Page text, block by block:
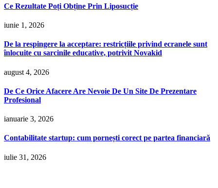
Ce Rezultate Poți Obține Prin Liposucție
iunie 1, 2026
De la respingere la acceptare: restricțiile privind ecranele sunt
înlocuite cu sarcinile educative, potrivit Novakid
august 4, 2026
De Ce Orice Afacere Are Nevoie De Un Site De Prezentare
Profesional
ianuarie 3, 2026
Contabilitate startup: cum pornești corect pe partea financiară
iulie 31, 2026